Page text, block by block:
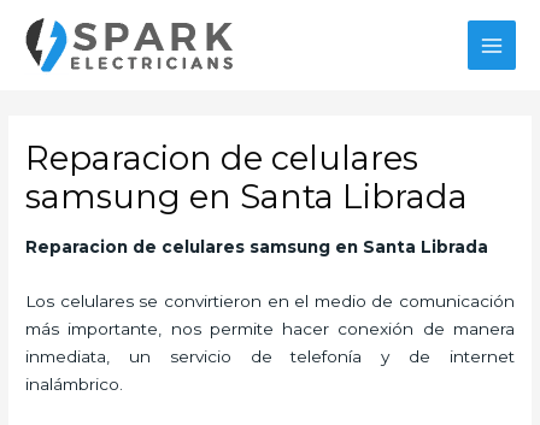
contenido
Reparacion de celulares
samsung en Santa Librada
Reparacion de celulares samsung en Santa Librada
Los celulares se convirtieron en el medio de comunicación
más importante, nos permite hacer conexión de manera
inmediata, un servicio de telefonía y de internet
inalámbrico.